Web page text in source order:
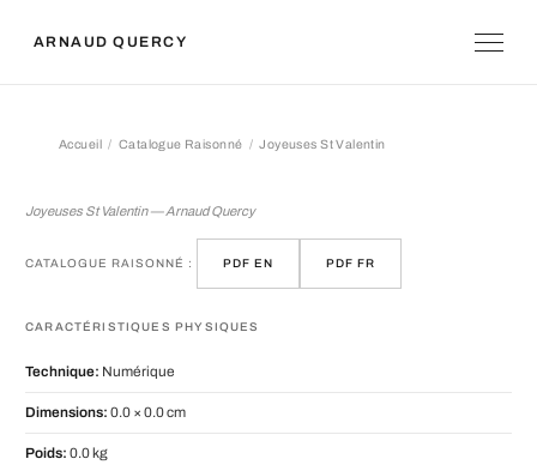
ARNAUD QUERCY
Accueil Catalogue Raisonné Joyeuses St Valentin
Joyeuses St Valentin — Arnaud Quercy
CATALOGUE RAISONNÉ : PDF EN PDF FR
CARACTÉRISTIQUES PHYSIQUES
Technique: Numérique
Dimensions: 0.0 × 0.0 cm
Poids: 0.0 kg